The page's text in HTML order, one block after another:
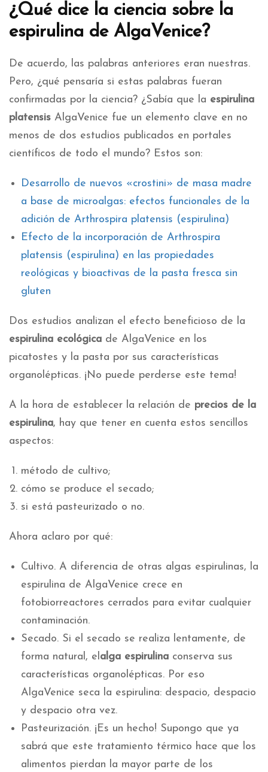
¿Qué dice la ciencia sobre la
espirulina de AlgaVenice?
De acuerdo, las palabras anteriores eran nuestras.
Pero, ¿qué pensaría si estas palabras fueran
confirmadas por la ciencia? ¿Sabía que la espirulina
platensis AlgaVenice fue un elemento clave en no
menos de dos estudios publicados en portales
científicos de todo el mundo? Estos son:
Desarrollo de nuevos «crostini» de masa madre
a base de microalgas: efectos funcionales de la
adición de Arthrospira platensis (espirulina)
Efecto de la incorporación de Arthrospira
platensis (espirulina) en las propiedades
reológicas y bioactivas de la pasta fresca sin
gluten
Dos estudios analizan el efecto beneficioso de la
espirulina ecológica de AlgaVenice en los
picatostes y la pasta por sus características
organolépticas. ¡No puede perderse este tema!
A la hora de establecer la relación de precios de la
espirulina, hay que tener en cuenta estos sencillos
aspectos:
método de cultivo;
cómo se produce el secado;
si está pasteurizado o no.
Ahora aclaro por qué:
Cultivo. A diferencia de otras algas espirulinas, la
espirulina de AlgaVenice crece en
fotobiorreactores cerrados para evitar cualquier
contaminación.
Secado. Si el secado se realiza lentamente, de
forma natural, el alga espirulina conserva sus
características organolépticas. Por eso
AlgaVenice seca la espirulina: despacio, despacio
y despacio otra vez.
Pasteurización. ¡Es un hecho! Supongo que ya
sabrá que este tratamiento térmico hace que los
alimentos pierdan la mayor parte de los